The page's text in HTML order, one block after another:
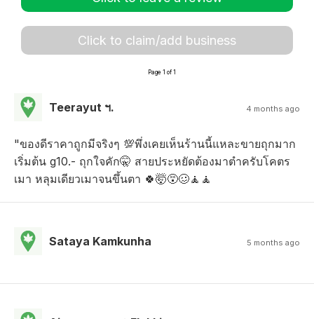
Click to claim/add business
Page 1 of 1
Teerayut ฯ. 4 months ago
"ของดีราคาถูกมีจริงๆ 💯พึ่งเคยเห็นร้านนี้แหละขายถุกมาก
เริ่มต้น g10.- ถุกใจคัก🤫 สายประหยัดต้องมาตำครับโคตร
เมา หลุมเดียวเมาจนขึ้นตา 🍀🤯😵🥴🧘🧘
Sataya Kamkunha 5 months ago